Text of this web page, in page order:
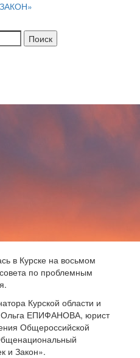
в Курске на восьмом
по проблемным
Курской области и
Ольга ЕПИФАНОВА, юрист
Общероссийской
и Закон».